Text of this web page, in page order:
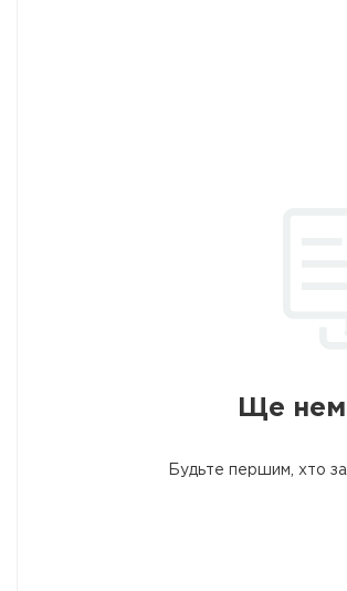
Ще
Будьте першим, хто